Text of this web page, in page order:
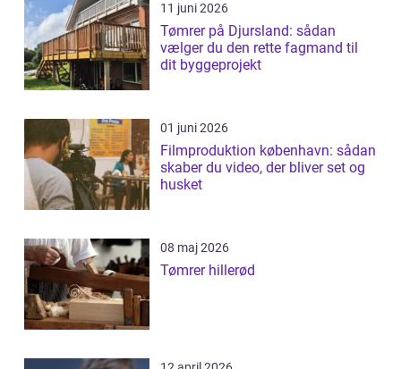
11 juni 2026
Tømrer på Djursland: sådan
vælger du den rette fagmand til
dit byggeprojekt
01 juni 2026
Filmproduktion københavn: sådan
skaber du video, der bliver set og
husket
08 maj 2026
Tømrer hillerød